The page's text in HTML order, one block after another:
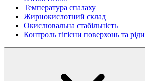
Температура спалаху
Жирнокислотний склад
Окислювальна стабільність
Контроль гігієни поверхонь та